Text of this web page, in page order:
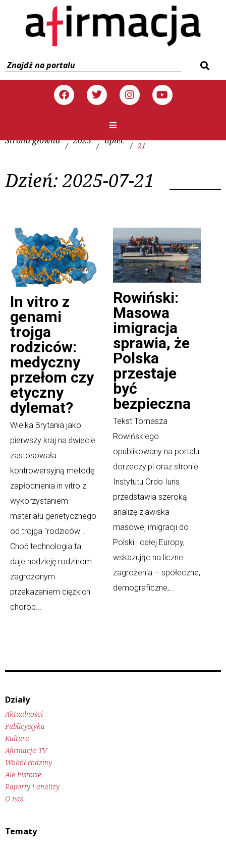
Strona główna / 2025 / lipiec / 21
Dzień:2025-07-21
In vitro z
genami
trojga
rodziców:
medyczny
przełom czy
etyczny
dylemat?
Wielka Brytania jako
pierwszy kraj na świecie
zastosowała
kontrowersyjną metodę
zapłodnienia in vitro z
wykorzystaniem
materiału genetycznego
od trojga "rodziców".
Choć technologia ta
daje nadzieję rodzinom
zagrożonym
przekazaniem ciężkich
chorób...
Rowiński:
Masowa
imigracja
sprawia, że
Polska
przestaje
być
bezpieczna
Tekst Tomasza
Rowińskiego
opublikowany na portalu
dorzeczy.pl oraz stronie
Instytutu Ordo Iuris
przedstawia szeroką
analizę zjawiska
masowej imigracji do
Polski i całej Europy,
wskazując na liczne
zagrożenia – społeczne,
demograficzne,...
Działy
Aktualności
Publicystyka
Kultura
Afirmacja TV
Wokół rodziny
Ale historie
Raporty i analizy
O nas
Tematy